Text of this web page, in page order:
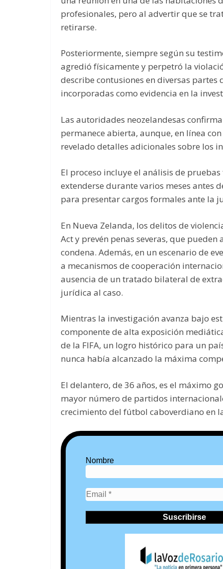
profesionales, pero al advertir que se
retirarse.
Posteriormente, siempre según su
agredió físicamente y perpetró la
describe contusiones en diversas
incorporadas como evidencia en la
Las autoridades neozelandesas
permanece abierta, aunque, en línea
revelado detalles adicionales sobre los
El proceso incluye el análisis de
extenderse durante varios meses antes
para presentar cargos formales ante la
En Nueva Zelanda, los delitos de
Act y prevén penas severas, que
condena. Además, en un escenario de
a mecanismos de cooperación
ausencia de un tratado bilateral de
jurídica al caso.
Mientras la investigación avanza bajo
componente de alta exposición
de la FIFA, un logro histórico para un
nunca había alcanzado la máxima
El delantero, de 36 años, es el máximo
mayor número de partidos
crecimiento del fútbol caboverdiano en
Nombre